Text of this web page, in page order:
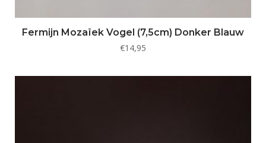
Fermijn Mozaïek Vogel (7,5cm) Donker Blauw
€14,95